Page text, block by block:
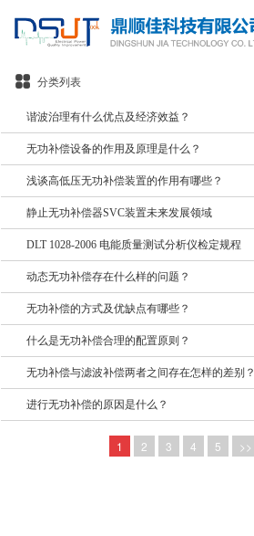
分类列表
谐波治理有什么优点及经济效益？
无功补偿设备的作用及原理是什么？
浅谈高低压无功补偿装置的作用有哪些？
静止无功补偿器SVC装置未来发展领域
DLT 1028-2006 电能质量测试分析仪检定规程
动态无功补偿存在什么样的问题？
无功补偿的方式及优缺点有哪些？
什么是无功补偿合理的配置原则？
无功补偿与滤波补偿两者之间存在怎样的差别？
进行无功补偿的原因是什么？
1 2 3 4 5 >>